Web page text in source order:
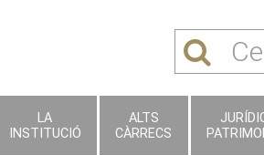
LA
INSTITUCIÓ
ALTS
CÀRRECS